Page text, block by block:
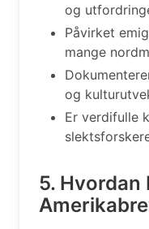
og
Påvirket
mange
og
Er verdifulle
5. Hvordan